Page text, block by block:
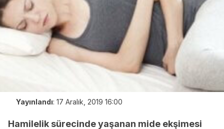
Yayınlandı: 17 Aralık, 2019 16:00
Hamilelik sürecinde yaşanan mide ekşimesi